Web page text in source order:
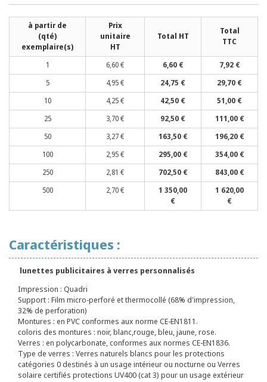
à partir de
(qté)
exemplaire(s)
Prix
unitaire
HT
Total HT
Total
TTC
1 6,60 € 6,60 €
7,92 €
5
4,95 € 24,75 €
29,70 €
10
4,25 € 42,50 €
51,00 €
25
3,70 € 92,50 €
111,00 €
50
3,27 € 163,50 €
196,20 €
100
2,95 € 295,00 €
354,00 €
250
2,81 € 702,50 €
843,00 €
500
2,70 €
1 350,00
€
1 620,00
€
Caractéristiques :
lunettes publicitaires à verres personnalisés
Impression : Quadri
Support : Film micro-perforé et thermocollé (68% d'impression,
32% de perforation)
Montures : en PVC conformes aux norme CE-EN1811.
coloris des montures : noir, blanc,rouge, bleu, jaune, rose.
Verres : en polycarbonate, conformes aux normes CE-EN1836.
Type de verres : Verres naturels blancs pour les protections
catégories 0 destinés à un usage intérieur ou nocturne ou Verres
solaire certifiés protections UV400 (cat 3) pour un usage extérieur